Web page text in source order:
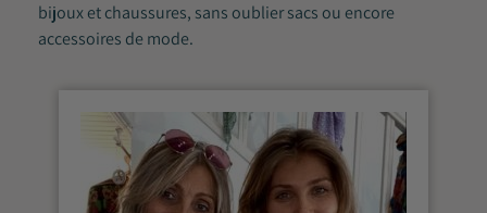
bijoux et chaussures, sans oublier sacs ou encore
accessoires de mode.